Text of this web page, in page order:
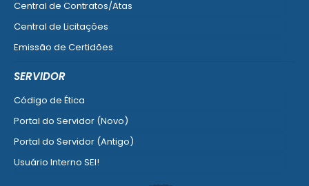
Central de Contratos/Atas
Central de Licitações
Emissão de Certidões
SERVIDOR
Código de Ética
Portal do Servidor (Novo)
Portal do Servidor (Antigo)
Usuário Interno SEI!